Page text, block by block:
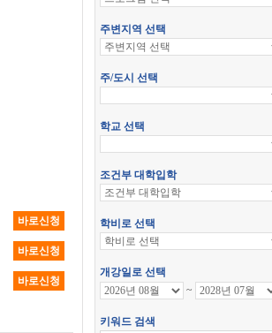
바로신청
바로신청
바로신청